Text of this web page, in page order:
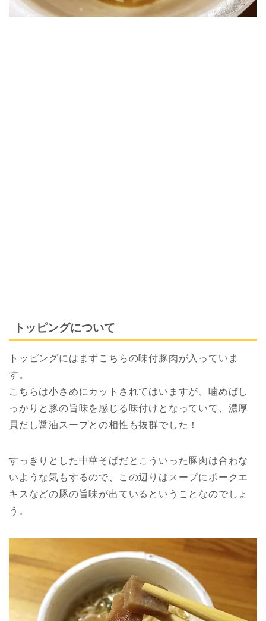
トッピングについて
トッピングにはまずこちらの味付豚肉が入っていま
す。
こちらは小さめにカットされてはいますが、噛めばし
っかりと豚の旨味を感じる味付けとなっていて、濃厚
貝だし醤油スープとの相性も抜群でした！
すっきりとした中華そばだとこういった豚肉は合わな
いような気もするので、この辺りはスープにポークエ
キスなどの豚の旨味が出ているということなのでしょ
う。